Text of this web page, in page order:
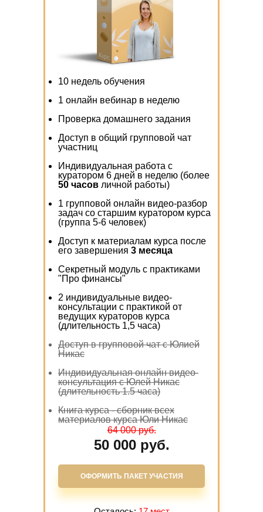
50 000 руб.
64 000 руб.
10 недель обучения
1 онлайн вебинар в неделю
Проверка домашнего задания
Доступ в общий групповой чат
участниц
Индивидуальная работа с
куратором 6 дней в неделю (более
50 часов личной работы)
1 групповой онлайн видео-разбор
задач со старшим куратором курса
(группа 5-6 человек)
Доступ к материалам курса после
его завершения 3 месяца
Секретный модуль с практиками
"Про финансы"
2 индивидуальные видео-
консультации с практикой от
ведущих кураторов курса
(длительность 1,5 часа)
Доступ в групповой чат с Юлией
Никас
Индивидуальная онлайн видео-
консультация с Юлей Никас
(длительность 1.5 часа)
Книга курса - сборник всех
материалов курса Юли Никас
ОФОРМИТЬ ПАКЕТ УЧАСТИЯ